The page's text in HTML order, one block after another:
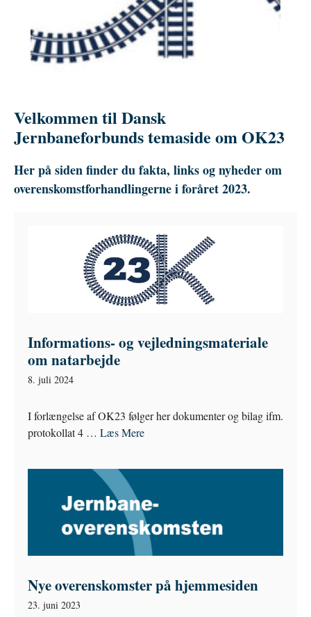
Velkommen til Dansk
Jernbaneforbunds temaside om OK23
Her på siden finder du fakta, links og nyheder om
overenskomstforhandlingerne i foråret 2023.
Informations- og vejledningsmateriale
om natarbejde
8. juli 2024
I forlængelse af OK23 følger her dokumenter og bilag ifm.
protokollat 4 … Læs Mere
Nye overenskomster på hjemmesiden
23. juni 2023